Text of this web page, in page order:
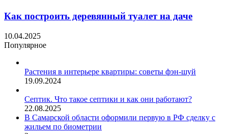
Как построить деревянный туалет на даче
10.04.2025
Популярное
Растения в интерьере квартиры: советы фэн-шуй
19.09.2024
Септик. Что такое септики и как они работают?
22.08.2025
В Самарской области оформили первую в РФ сделку с
жильем по биометрии